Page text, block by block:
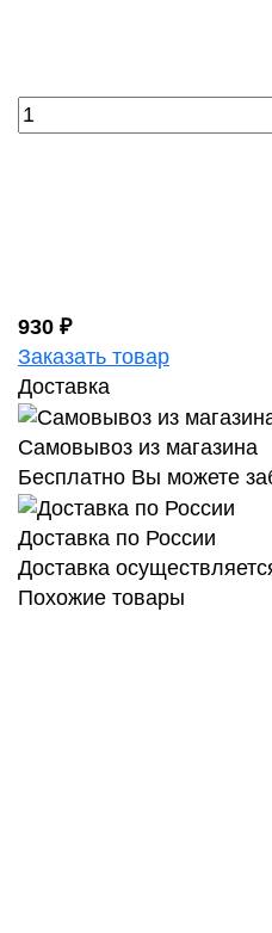
930 ₽
Заказать товар
Доставка
Самовывоз из магазина
Бесплатно Вы можете
Доставка по России
Доставка
Похожие товары